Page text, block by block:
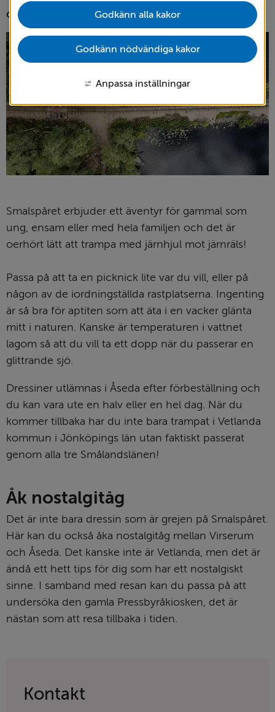
Godkänn alla kakor
Godkänn nödvändiga kakor
Anpassa inställningar
och åka nostalgitåg längs delar av den.
Smalspåret erbjuder ett äventyr för gammal som
ung, ensam eller med hela familjen och det är
oerhört lätt att trampa med järnhjul mot järnräls!
Passa på att ta en picknick lite var du vill, eller på
någon av de iordningställda rastplatserna. Ingenting
är så bra för aptiten som att äta i en vacker glänta
mitt i naturen. Kanske är temperaturen i vattnet
lagom så att du vill ta ett dopp när du passerar en
glittrande sjö.
Dressiner utlämnas i Åseda efter förbeställning och
du kan vara ute en halv eller en hel dag. När du
kommer tillbaka har du inte bara trampat i Vetlanda
kommun i Jönköpings län utan faktiskt passerat
genom alla tre Smålandslänen!
Åk nostalgitåg
Det är inte bara dressin som är grejen på Smalspåret.
Här kan du också åka nostalgitåg mellan Virserum
och Åseda. Det kanske inte är Vetlanda, men det är
ändå ett hett tips för dig som har ett nostalgiskt
sinne. I samband med resan kan du passa på att
undersöka den gamla Pressbyråkiosken, det är
nästan som att resa tillbaka i tiden.
Kontakt